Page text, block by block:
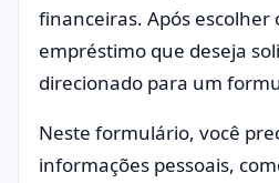
financeiras. Após escolher
empréstimo que deseja
direcionado para um
Neste formulário, você
informações pessoais,